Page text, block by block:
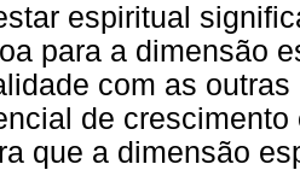
espiritual
para a dimensão
com as
de
que a dimensão